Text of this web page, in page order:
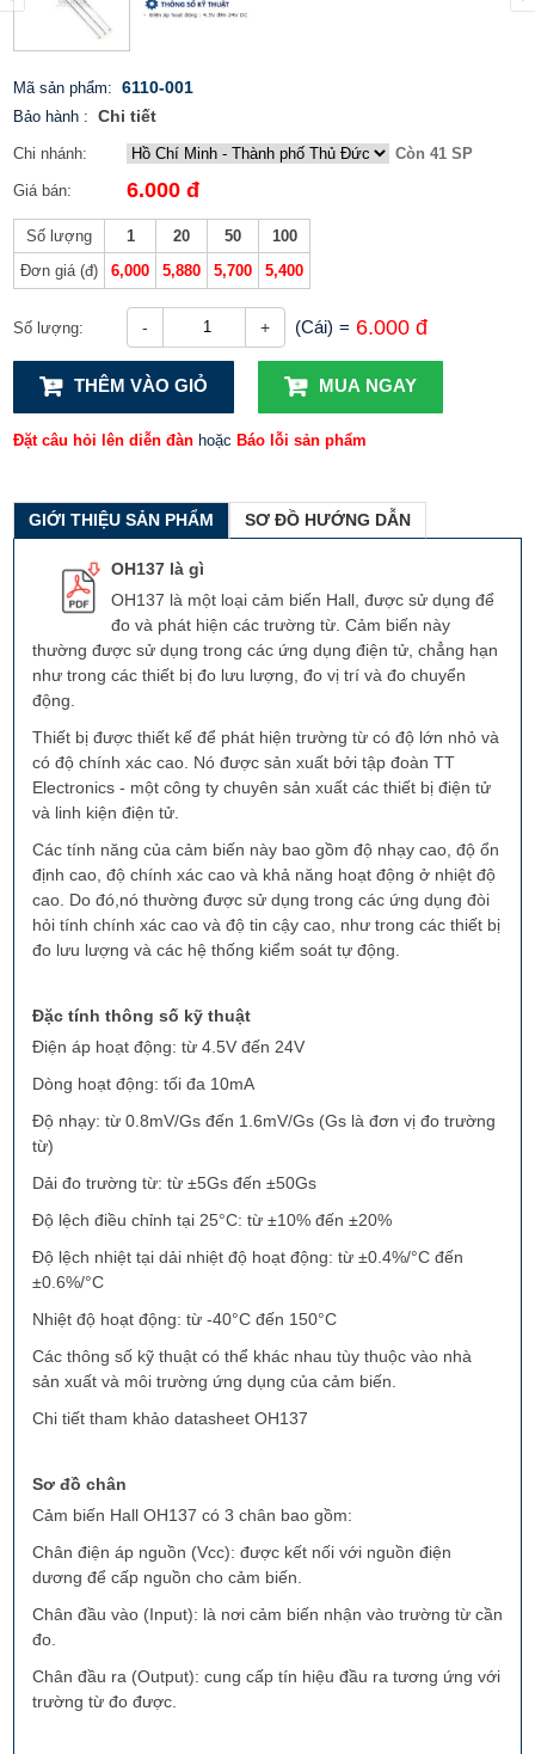
Mã sản phẩm: 6110-001
Bảo hành : Chi tiết
Chi nhánh: Còn 41 SP
Giá bán: 6.000 đ
Số lượng
Đơn giá (đ)
1
6,000
20
5,880
50
5,700
100
5,400
Số lượng: - + (Cái) = 6.000 đ
THÊM VÀO GIỎ MUA NGAY
Đặt câu hỏi lên diễn đàn hoặc Báo lỗi sản phẩm
GIỚI THIỆU SẢN PHẨM SƠ ĐỒ HƯỚNG DẪN
OH137 là gì
OH137 là một loại cảm biến Hall, được sử dụng để
đo và phát hiện các trường từ. Cảm biến này
thường được sử dụng trong các ứng dụng điện tử, chẳng hạn
như trong các thiết bị đo lưu lượng, đo vị trí và đo chuyển
động.
Thiết bị được thiết kế để phát hiện trường từ có độ lớn nhỏ và
có độ chính xác cao. Nó được sản xuất bởi tập đoàn TT
Electronics - một công ty chuyên sản xuất các thiết bị điện tử
và linh kiện điện tử.
Các tính năng của cảm biến này bao gồm độ nhạy cao, độ ổn
định cao, độ chính xác cao và khả năng hoạt động ở nhiệt độ
cao. Do đó,nó thường được sử dụng trong các ứng dụng đòi
hỏi tính chính xác cao và độ tin cậy cao, như trong các thiết bị
đo lưu lượng và các hệ thống kiểm soát tự động.
Đặc tính thông số kỹ thuật
Điện áp hoạt động: từ 4.5V đến 24V
Dòng hoạt động: tối đa 10mA
Độ nhạy: từ 0.8mV/Gs đến 1.6mV/Gs (Gs là đơn vị đo trường
từ)
Dải đo trường từ: từ ±5Gs đến ±50Gs
Độ lệch điều chỉnh tại 25°C: từ ±10% đến ±20%
Độ lệch nhiệt tại dải nhiệt độ hoạt động: từ ±0.4%/°C đến
±0.6%/°C
Nhiệt độ hoạt động: từ -40°C đến 150°C
Các thông số kỹ thuật có thể khác nhau tùy thuộc vào nhà
sản xuất và môi trường ứng dụng của cảm biến.
Chi tiết tham khảo datasheet OH137
Sơ đồ chân
Cảm biến Hall OH137 có 3 chân bao gồm:
Chân điện áp nguồn (Vcc): được kết nối với nguồn điện
dương để cấp nguồn cho cảm biến.
Chân đầu vào (Input): là nơi cảm biến nhận vào trường từ cần
đo.
Chân đầu ra (Output): cung cấp tín hiệu đầu ra tương ứng với
trường từ đo được.